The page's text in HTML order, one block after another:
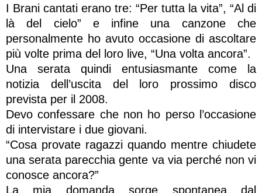
I Brani cantati erano tre: “Per tutta la vita”, “Al di
là del cielo” e infine una canzone che
personalmente ho avuto occasione di ascoltare
più volte prima del loro live, “Una volta ancora”.
Una serata quindi entusiasmante come la
notizia dell’uscita del loro prossimo disco
prevista per il 2008.
Devo confessare che non ho perso l’occasione
di intervistare i due giovani.
“Cosa provate ragazzi quando mentre chiudete
una serata parecchia gente va via perché non vi
conosce ancora?”
La mia domanda sorge spontanea dal